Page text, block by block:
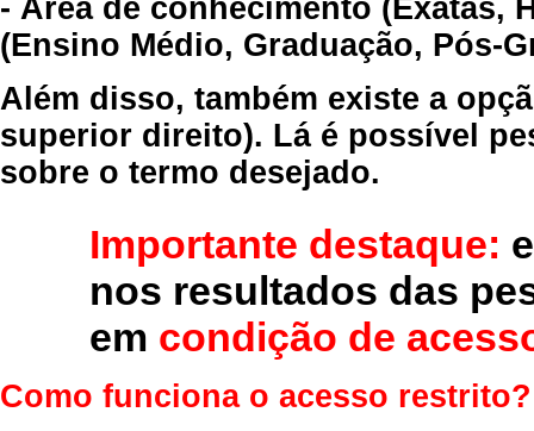
- Área de conhecimento (Exatas,
(Ensino Médio, Graduação, Pós-
Além disso, também existe a
superior direito). Lá é possível
sobre o termo desejado.
Importante destaque:
nos resultados das
em condição de
Como funciona o acesso restrito?